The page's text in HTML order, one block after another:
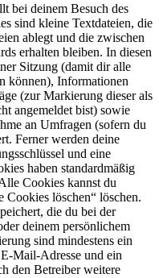
bei deinem Besuch des
sind kleine Textdateien, die
ablegt und die zwischen
erhalten bleiben. In diesen
Sitzung (damit dir alle
können), Informationen
(zur Markierung dieser als
angemeldet bist) sowie
an Umfragen (sofern du
Ferner werden deine
und eine
haben standardmäßig
Cookies kannst du
löschen“ löschen.
die du bei der
deinem persönlichem
sind mindestens ein
Mail-Adresse und ein
den Betreiber weitere